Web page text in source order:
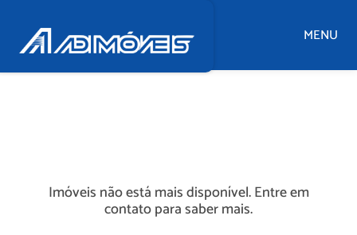
MENU
Imóveis não está mais disponível. Entre em
contato para saber mais.